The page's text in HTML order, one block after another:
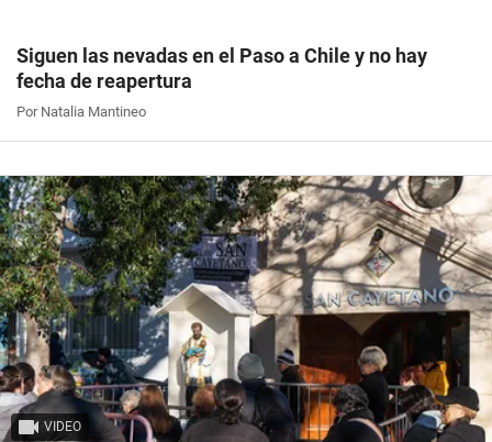
Siguen las nevadas en el Paso a Chile y no hay
fecha de reapertura
Por Natalia Mantineo
VIDEO